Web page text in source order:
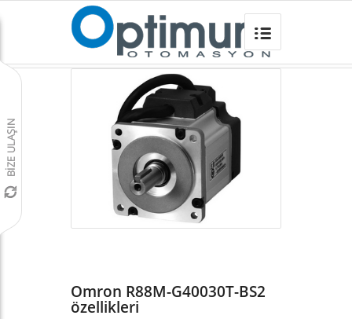
Omron R88M-G40030T-BS2
Omron Türkiye Servo Sürücü ve Motor
SMART STEP2 SERVO /
Omron R88M-G40030T-BS2
özellikleri